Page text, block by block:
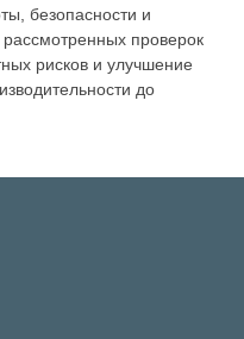
безопасности и
проверок
рисков и улучшение
до